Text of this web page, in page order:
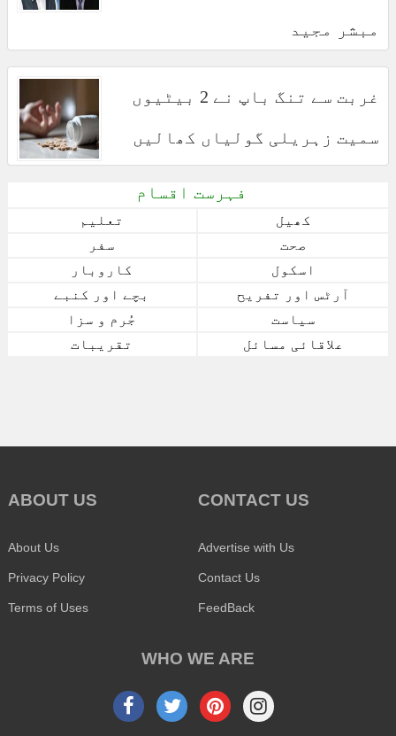
مبشر مجید
غربت سے تنگ باپ نے 2 بیٹیوں
سمیت زہریلی گولیاں کھالیں
فہرست اقسام
کھیل
تعلیم
صحت
سفر
اسکول
کاروبار
آرٹس اور تفریح
بچے اور کنبے
سیاست
جُرم و سزا
علاقائی مسائل
تقریبات
ABOUT US
About Us
Privacy Policy
Terms of Uses
CONTACT US
Advertise with Us
Contact Us
FeedBack
WHO WE ARE